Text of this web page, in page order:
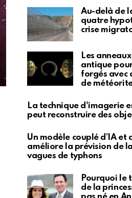
Au-delà de
quatre
crise
Les
antique
forgés avec
de
La technique d'imagerie
peut reconstruire des
Un modèle couplé d’IA et
améliore la prévision de
vagues de typhons
Pourquoi le
de la